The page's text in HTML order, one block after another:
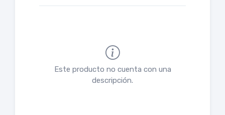
Este producto no cuenta con una
descripción.